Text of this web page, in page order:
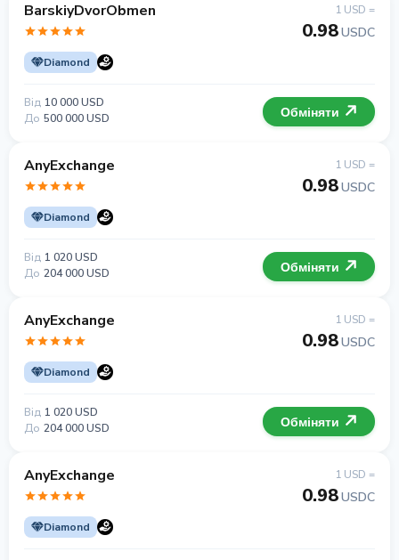
BarskiyDvorObmen
Diamond
1 USD =
0.98USDC
Від 10 000 USD
До 500 000 USD Обміняти
AnyExchange
Diamond
1 USD =
0.98USDC
Від 1 020 USD
До 204 000 USD Обміняти
AnyExchange
Diamond
1 USD =
0.98USDC
Від 1 020 USD
До 204 000 USD Обміняти
AnyExchange
Diamond
1 USD =
0.98USDC